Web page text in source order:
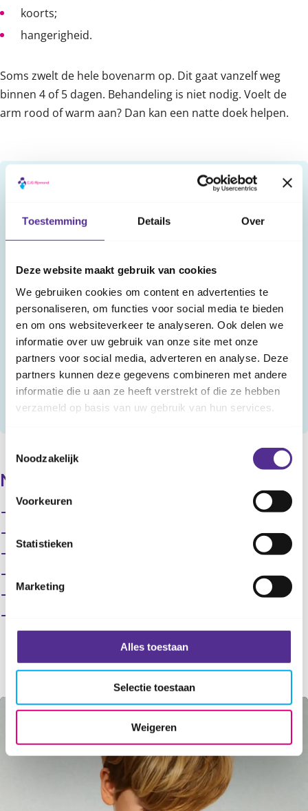
Toestemming Details Over
Deze website maakt gebruik van cookies
We gebruiken cookies om content en advertenties te
personaliseren, om functies voor social media te bieden
en om ons websiteverkeer te analyseren. Ook delen we
informatie over uw gebruik van onze site met onze
partners voor social media, adverteren en analyse. Deze
partners kunnen deze gegevens combineren met andere
informatie die u aan ze heeft verstrekt of die ze hebben
verzameld op basis van uw gebruik van hun services.
Noodzakelijk
Voorkeuren
Statistieken
Marketing
Alles toestaan
Selectie toestaan
Weigeren
koorts;
hangerigheid.
Soms zwelt de hele bovenarm op. Dit gaat vanzelf weg
binnen 4 of 5 dagen. Behandeling is niet nodig. Voelt de
arm rood of warm aan? Dan kan een natte doek helpen.
Bijsluiter
In bijsluiters staat veel informatie over bijwerkingen.
Dit zijn bijwerkingen die ooit zijn gemeld bij gebruik
vaccin ze veroorzaakt heeft.
Heb je moeite met het lezen van bijsluiters?Lees hier
onze tips om bijsluiters makkelijker te kunnen
lezen.
Bijsluiter DKTP-vaccinatie
Meer informatie DKTP-vaccinatie
Meer informatie
Wat is polio? (RIVM)
(RIVM)